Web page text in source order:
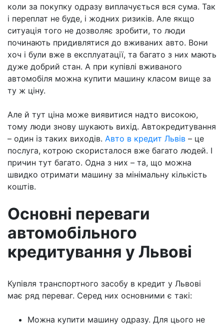
коли за покупку одразу виплачується вся сума. Так
і переплат не буде, і жодних ризиків. Але якщо
ситуація того не дозволяє зробити, то люди
починають придивлятися до вживаних авто. Вони
хоч і були вже в експлуатації, та багато з них мають
дуже добрий стан. А при купівлі вживаного
автомобіля можна купити машину класом вище за
ту ж ціну.
Але й тут ціна може виявитися надто високою,
тому люди знову шукають вихід. Автокредитування
– один із таких виходів. Авто в кредит Львів – це
послуга, котрою скористалося вже багато людей. І
причин тут багато. Одна з них – та, що можна
швидко отримати машину за мінімальну кількість
коштів.
Основні переваги
автомобільного
кредитування у Львові
Купівля транспортного засобу в кредит у Львові
має ряд переваг. Серед них основними є такі:
Можна купити машину одразу. Для цього не